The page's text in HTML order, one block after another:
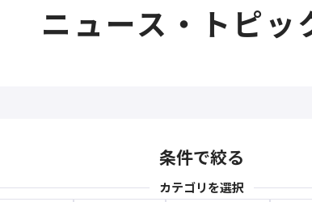
ニュース・トピッ
条件で絞る
カテゴリを選択